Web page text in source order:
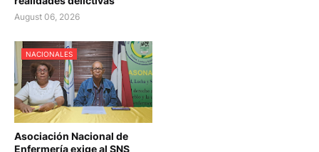
August 06, 2026
NACIONALES
Asociación Nacional de
Enfermería exige al SNS